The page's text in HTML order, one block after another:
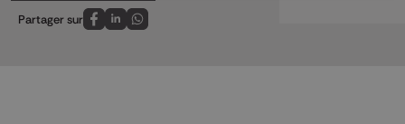
Partager sur
Partagez sur FaceBook
Partagez sur LinkedIn
Partagez sur Whatsapp